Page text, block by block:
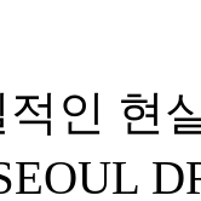
인 현